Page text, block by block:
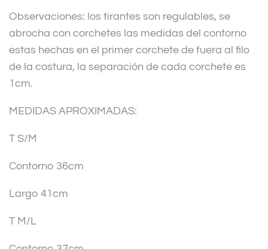
:
Observaciones: los tirantes son regulables, se
abrocha con corchetes las medidas del contorno
estas hechas en el primer corchete de fuera al filo
de la costura, la separación de cada corchete es
1cm.
MEDIDAS APROXIMADAS:
T S/M
Contorno 36cm
Largo 41cm
T M/L